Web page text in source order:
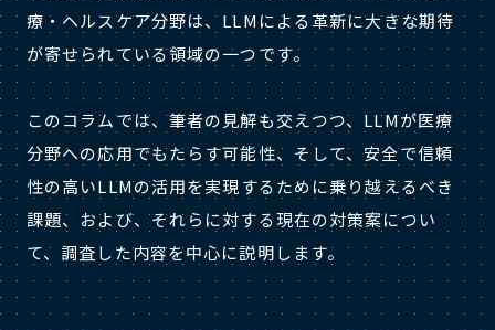
療・ヘルスケア分野は、LLMによる革新に大きな期待
が寄せられている領域の一つです。
このコラムでは、筆者の見解も交えつつ、LLMが医療
分野への応用でもたらす可能性、そして、安全で信頼
性の高いLLMの活用を実現するために乗り越えるべき
課題、および、それらに対する現在の対策案につい
て、調査した内容を中心に説明します。